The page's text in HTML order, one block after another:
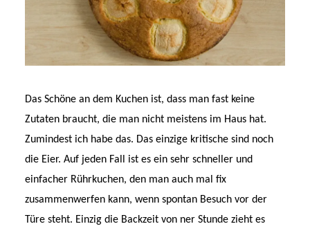
Das Schöne an dem Kuchen ist, dass man fast keine
Zutaten braucht, die man nicht meistens im Haus hat.
Zumindest ich habe das. Das einzige kritische sind noch
die Eier. Auf jeden Fall ist es ein sehr schneller und
einfacher Rührkuchen, den man auch mal fix
zusammenwerfen kann, wenn spontan Besuch vor der
Türe steht. Einzig die Backzeit von ner Stunde zieht es